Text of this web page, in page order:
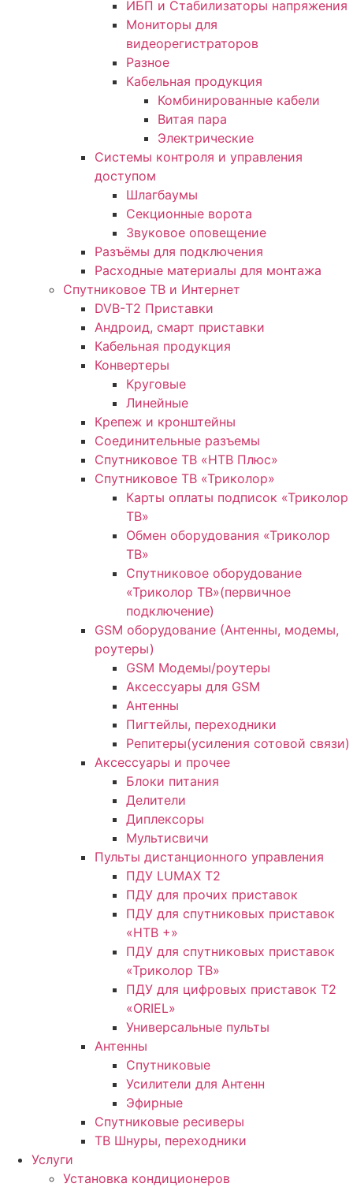
ИБП и Стабилизаторы напряжения
Мониторы для
видеорегистраторов
Разное
Кабельная продукция
Комбинированные кабели
Витая пара
Электрические
Системы контроля и управления
доступом
Шлагбаумы
Секционные ворота
Звуковое оповещение
Разъёмы для подключения
Расходные материалы для монтажа
Спутниковое ТВ и Интернет
DVB-Т2 Приставки
Андроид, смарт приставки
Кабельная продукция
Конвертеры
Круговые
Линейные
Крепеж и кронштейны
Соединительные разъемы
Спутниковое ТВ «НТВ Плюс»
Спутниковое ТВ «Триколор»
Карты оплаты подписок «Триколор
ТВ»
Обмен оборудования «Триколор
ТВ»
Спутниковое оборудование
«Триколор ТВ»(первичное
подключение)
GSM оборудование (Антенны, модемы,
роутеры)
GSM Модемы/роутеры
Аксессуары для GSM
Антенны
Пигтейлы, переходники
Репитеры(усиления сотовой связи)
Аксессуары и прочее
Блоки питания
Делители
Диплексоры
Мультисвичи
Пульты дистанционного управления
ПДУ LUMAX Т2
ПДУ для прочих приставок
ПДУ для спутниковых приставок
«НТВ +»
ПДУ для спутниковых приставок
«Триколор ТВ»
ПДУ для цифровых приставок Т2
«ORIEL»
Универсальные пульты
Антенны
Спутниковые
Усилители для Антенн
Эфирные
Спутниковые ресиверы
ТВ Шнуры, переходники
Услуги
Установка кондиционеров